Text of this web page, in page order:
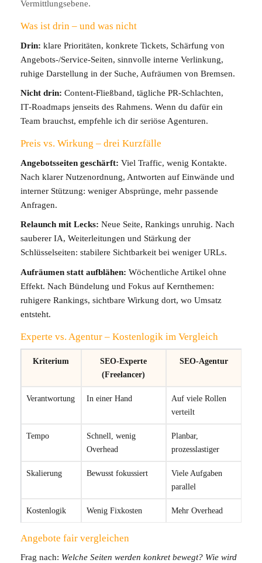
Vermittlungsebene.
Was ist drin – und was nicht
Drin: klare Prioritäten, konkrete Tickets, Schärfung von
Angebots‑/Service‑Seiten, sinnvolle interne Verlinkung,
ruhige Darstellung in der Suche, Aufräumen von Bremsen.
Nicht drin: Content‑Fließband, tägliche PR‑Schlachten,
IT‑Roadmaps jenseits des Rahmens. Wenn du dafür ein
Team brauchst, empfehle ich dir seriöse Agenturen.
Preis vs. Wirkung – drei Kurzfälle
Angebotsseiten geschärft: Viel Traffic, wenig Kontakte.
Nach klarer Nutzenordnung, Antworten auf Einwände und
interner Stützung: weniger Absprünge, mehr passende
Anfragen.
Relaunch mit Lecks: Neue Seite, Rankings unruhig. Nach
sauberer IA, Weiterleitungen und Stärkung der
Schlüsselseiten: stabilere Sichtbarkeit bei weniger URLs.
Aufräumen statt aufblähen: Wöchentliche Artikel ohne
Effekt. Nach Bündelung und Fokus auf Kernthemen:
ruhigere Rankings, sichtbare Wirkung dort, wo Umsatz
entsteht.
Experte vs. Agentur – Kostenlogik im Vergleich
Kriterium
SEO‑Experte
(Freelancer)
SEO‑Agentur
Verantwortung In einer Hand
Auf viele Rollen
verteilt
Tempo
Schnell, wenig
Overhead
Planbar,
prozesslastiger
Skalierung Bewusst fokussiert
Viele Aufgaben
parallel
Kostenlogik Wenig Fixkosten Mehr Overhead
Angebote fair vergleichen
Frag nach: Welche Seiten werden konkret bewegt? Wie wird